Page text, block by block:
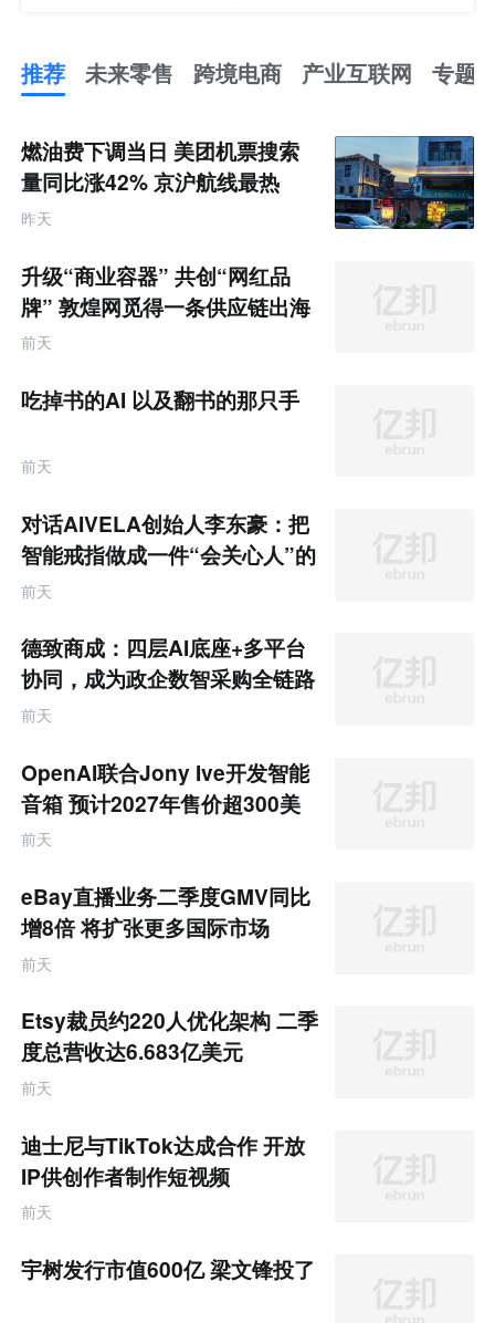
推荐 未来零售 跨境电商 产业互联网 专题
未
来
零
售
跨
境
商
产
业
互
联
网
题
燃油费下调当日 美团机票搜索
量同比涨42% 京沪航线最热
昨天
升级“商业容器” 共创“网红品
牌” 敦煌网觅得一条供应链出海
的新路径
前天
吃掉书的AI 以及翻书的那只手
前天
对话AIVELA创始人李东豪：把
智能戒指做成一件“会关心人”的
饰品
前天
德致商成：四层AI底座+多平台
协同，成为政企数智采购全链路
服务商
前天
OpenAI联合Jony Ive开发智能
音箱 预计2027年售价超300美
元
前天
eBay直播业务二季度GMV同比
增8倍 将扩张更多国际市场
前天
Etsy裁员约220人优化架构 二季
度总营收达6.683亿美元
前天
迪士尼与TikTok达成合作 开放
IP供创作者制作短视频
前天
宇树发行市值600亿 梁文锋投了